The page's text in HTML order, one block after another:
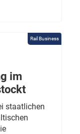
Rail Business
im
staatlichen